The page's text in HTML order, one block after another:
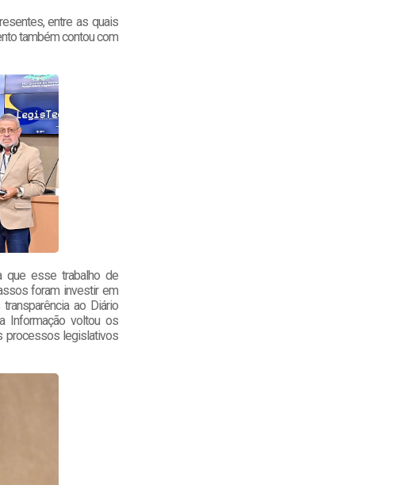
entre as quais
também contou com
que esse trabalho de
foram investir em
ao Diário
Informação voltou os
processos legislativos